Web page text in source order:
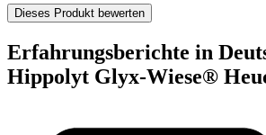
Dieses Produkt bewerten
Erfahrungsberichte in
Hippolyt Glyx-Wiese®